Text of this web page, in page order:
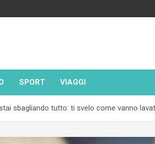
SPORT VIAGGI
sbagliando tutto: ti svelo come vanno